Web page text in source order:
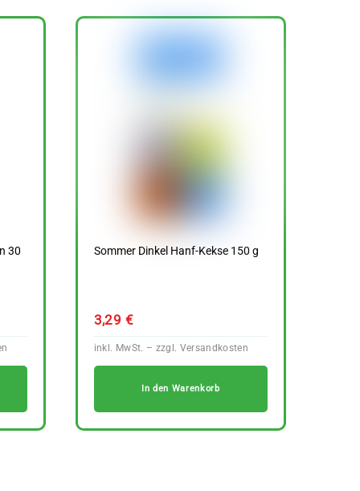
30
Sommer Dinkel Hanf-Kekse 150 g
3,29 €
In den Warenkorb